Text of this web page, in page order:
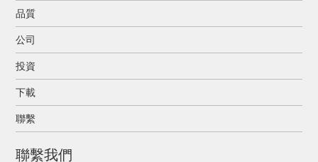
品質
公司
投資
下載
聯繫
聯繫我們